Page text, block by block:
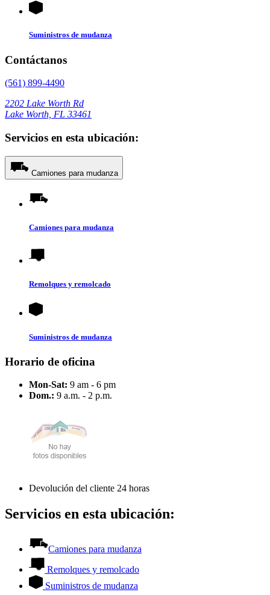
Suministros de mudanza
Contáctanos
(561) 899-4490
2202 Lake Worth Rd
Lake Worth, FL 33461
Servicios en esta ubicación:
Camiones para mudanza
Camiones para mudanza
Remolques y remolcado
Suministros de mudanza
Horario de oficina
Mon-Sat: 9 am - 6 pm
Dom.: 9 a.m. - 2 p.m.
Devolución del cliente 24 horas
Servicios en esta ubicación:
Camiones para mudanza
Remolques y remolcado
Suministros de mudanza